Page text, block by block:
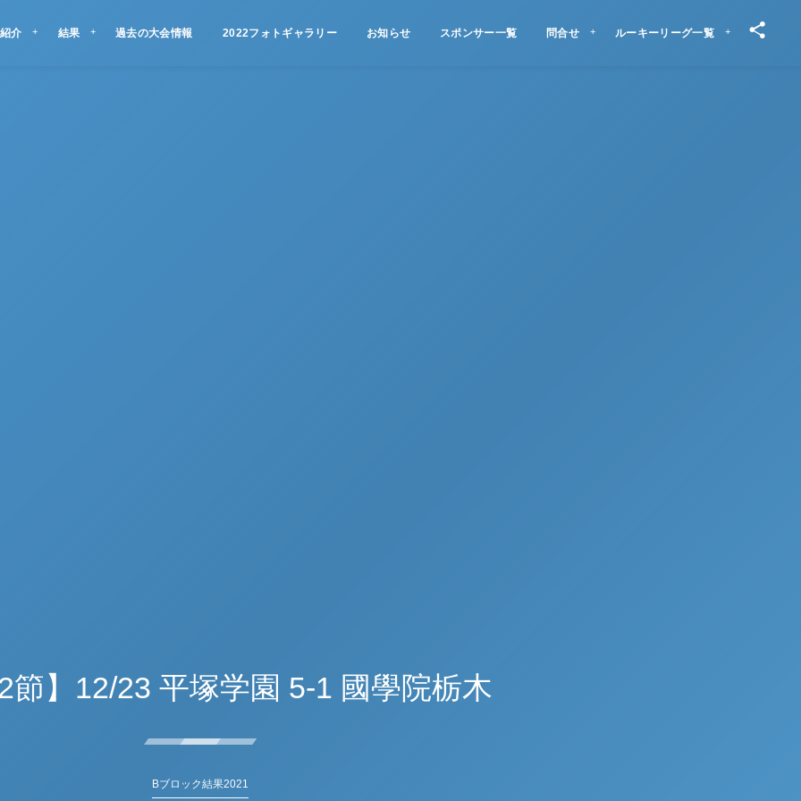
介 結果 過去の大会情報 2022フォトギャラリー お知らせ スポンサー一覧 問合せ ルーキーリーグ一覧
節】12/23 平塚学園 5-1 國學院栃木
Bブロック結果2021